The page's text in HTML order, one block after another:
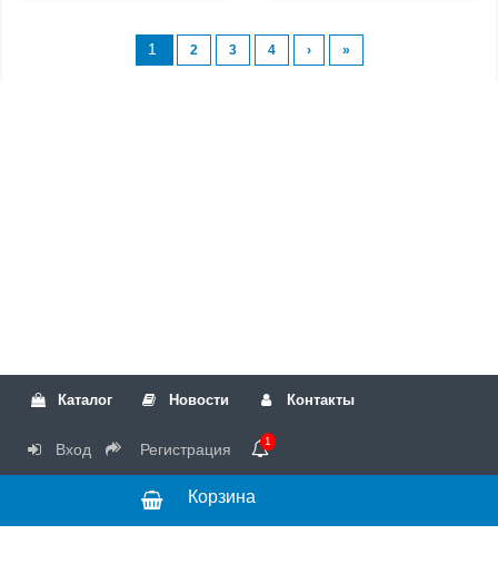
1 2 3 4 › »
Каталог Новости Контакты
Вход Регистрация 1
Корзина